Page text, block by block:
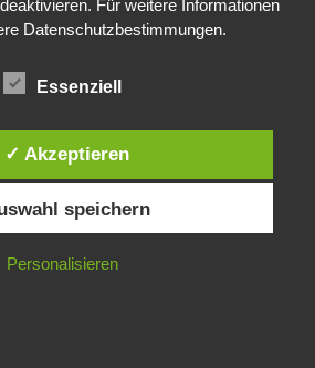
Für weitere Informationen
Datenschutzbestimmungen.
Essenziell
✓ Akzeptieren
speichern
Personalisieren